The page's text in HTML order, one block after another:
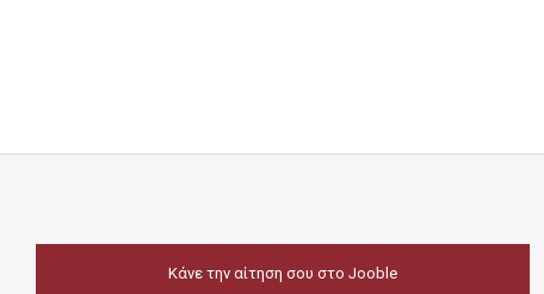
Κάνε την αίτηση σου στο Jooble